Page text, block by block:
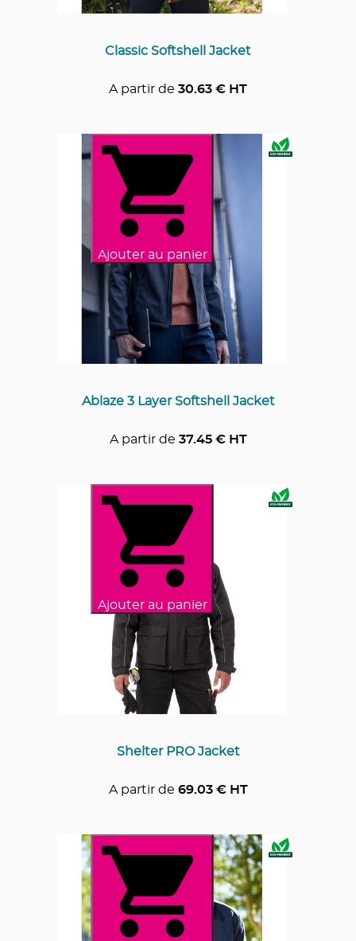
Classic Softshell Jacket
A partir de 30.63 € HT
Ajouter au panier
Ablaze 3 Layer Softshell Jacket
A partir de 37.45€ HT
Ajouter au panier
Shelter PRO Jacket
A partir de 69.03€ HT